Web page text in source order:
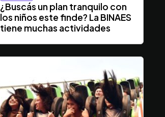
¿Buscás un plan tranquilo con
los niños este finde? La BINAES
tiene muchas actividades